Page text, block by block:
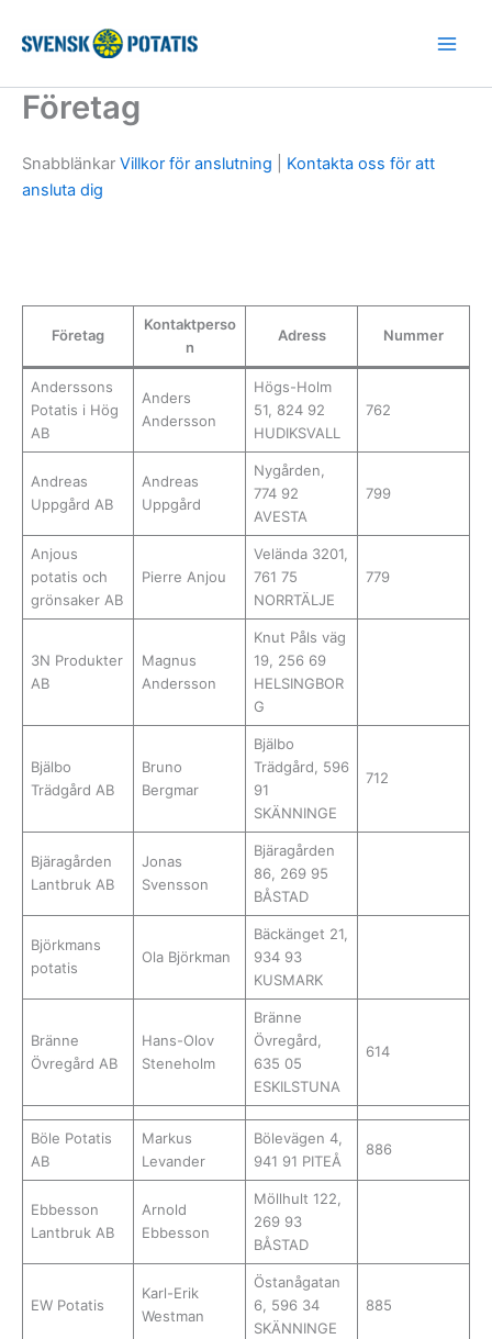
Företag
Snabblänkar Villkor för anslutning
Kontakta oss för att
ansluta dig
Företag
Kontaktperso
n
Adress Nummer
Anderssons
Potatis i Hög
AB
Anders
Andersson
Högs-Holm
51, 824 92
HUDIKSVALL
762
Andreas
Uppgård AB
Andreas
Uppgård
Nygården,
774 92
AVESTA
799
Anjous
potatis och
grönsaker AB
Pierre Anjou
Velända 3201,
761 75
NORRTÄLJE
779
3N Produkter
AB
Magnus
Andersson
Knut Påls väg
19, 256 69
HELSINGBOR
G
Bjälbo
Trädgård AB
Bruno
Bergmar
Bjälbo
Trädgård, 596
91
SKÄNNINGE
712
Bjäragården
Lantbruk AB
Jonas
Svensson
Bjäragården
86, 269 95
BÅSTAD
Björkmans
potatis
Ola Björkman
Bäckänget 21,
934 93
KUSMARK
Bränne
Övregård AB
Hans-Olov
Steneholm
Bränne
Övregård,
635 05
ESKILSTUNA
614
Böle Potatis
AB
Markus
Levander
Bölevägen 4,
941 91 PITEÅ
886
Ebbesson
Lantbruk AB
Arnold
Ebbesson
Möllhult 122,
269 93
BÅSTAD
EW Potatis
Karl-Erik
Westman
Östanågatan
6, 596 34
SKÄNNINGE
885